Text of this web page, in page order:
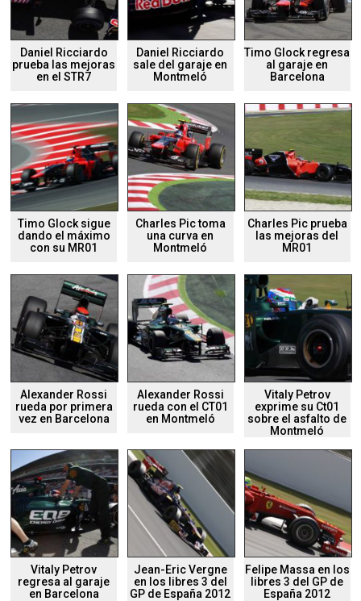
Daniel Ricciardo
prueba las mejoras
en el STR7
Daniel Ricciardo
sale del garaje en
Montmeló
Timo Glock regresa
al garaje en
Barcelona
Timo Glock sigue
dando el máximo
con su MR01
Charles Pic toma
una curva en
Montmeló
Charles Pic prueba
las mejoras del
MR01
Alexander Rossi
rueda por primera
vez en Barcelona
Alexander Rossi
rueda con el CT01
en Montmeló
Vitaly Petrov
exprime su Ct01
sobre el asfalto de
Montmeló
Vitaly Petrov
regresa al garaje
en Barcelona
Jean-Eric Vergne
en los libres 3 del
GP de España 2012
Felipe Massa en los
libres 3 del GP de
España 2012